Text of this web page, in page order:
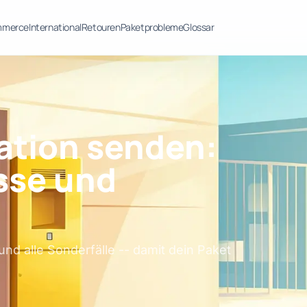
InternationalRetourenPaketproblemeGlossar
senden:
und
alle Sonderfälle -- damit dein Paket